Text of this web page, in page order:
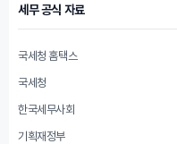
세무 공식 자료
국세청 홈택스
국세청
한국세무사회
기획재정부